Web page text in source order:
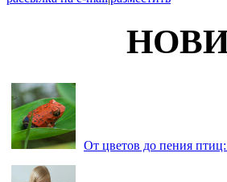
От цветов до пения